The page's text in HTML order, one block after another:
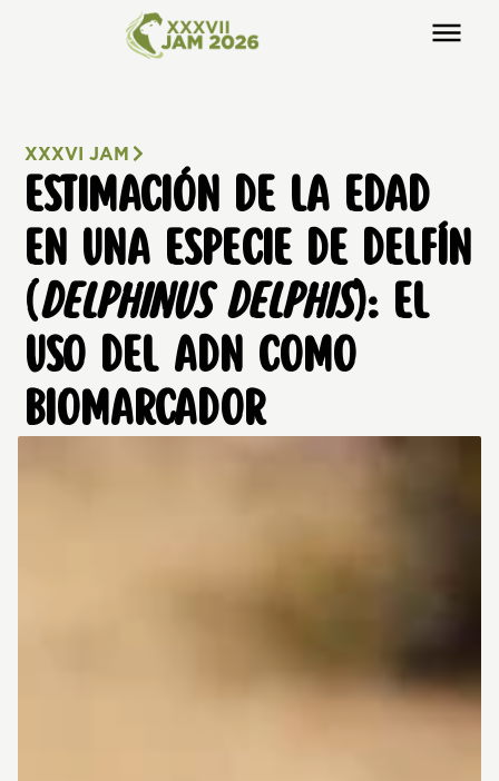
XXXVI JAM
ESTIMACIÓN DE LA EDAD
EN UNA ESPECIE DE DELFÍN
(DELPHINUS DELPHIS): EL
USO DEL ADN COMO
BIOMARCADOR